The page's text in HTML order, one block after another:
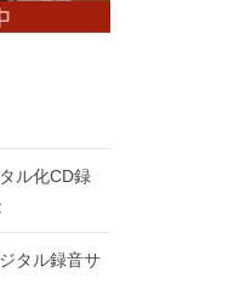
ル化CD録
タル録音サ